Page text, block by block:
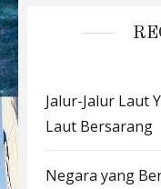
Jalur-Jalur Laut
Laut Bersarang
Negara yang